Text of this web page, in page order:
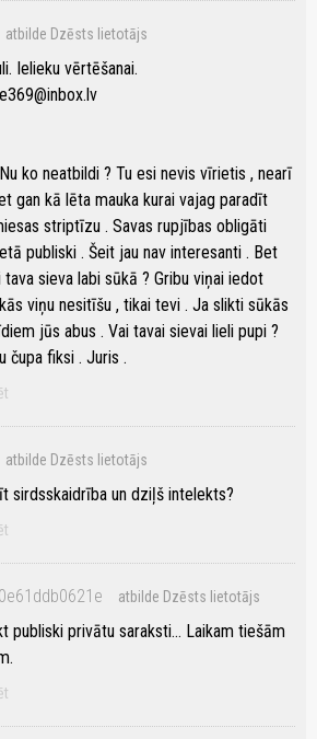
atbilde Dzēsts lietotājs
Ielieku vērtēšanai.
ko neatbildi ? Tu esi nevis vīrietis , nearī
gan kā lēta mauka kurai vajag paradīt
striptīzu . Savas rupjības obligāti
publiski . Šeit jau nav interesanti . Bet
sieva labi sūkā ? Gribu viņai iedot
viņu nesitīšu , tikai tevi . Ja slikti sūkās
jūs abus . Vai tavai sievai lieli pupi ?
čupa fiksi . Juris .
atbilde Dzēsts lietotājs
sirdsskaidrība un dziļš intelekts?
atbilde Dzēsts lietotājs
publiski privātu saraksti... Laikam tiešām